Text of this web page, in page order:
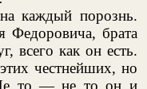
каждый порознь.
брата
всего как он есть.
честнейших, но
Не то — не то он и